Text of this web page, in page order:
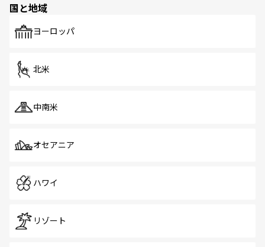
で、ホーカーズは地元の風情を楽しめる外せないスポット
国と地域
ヨーロッパ
北米
中南米
オセアニア
ハワイ
リゾート